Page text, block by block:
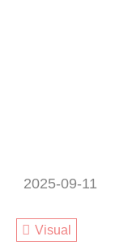
2025-09-11
Visual